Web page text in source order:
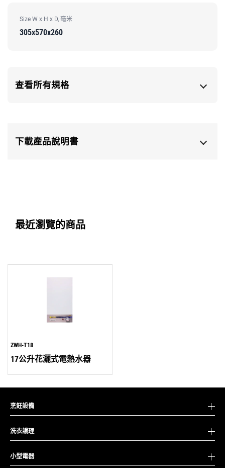
Size W x H x D, 毫米
305x570x260
查看所有規格
下載產品說明書
最近瀏覽的商品
ZWH-T18
17公升花灑式電熱水器
烹飪設備
洗衣護理
小型電器